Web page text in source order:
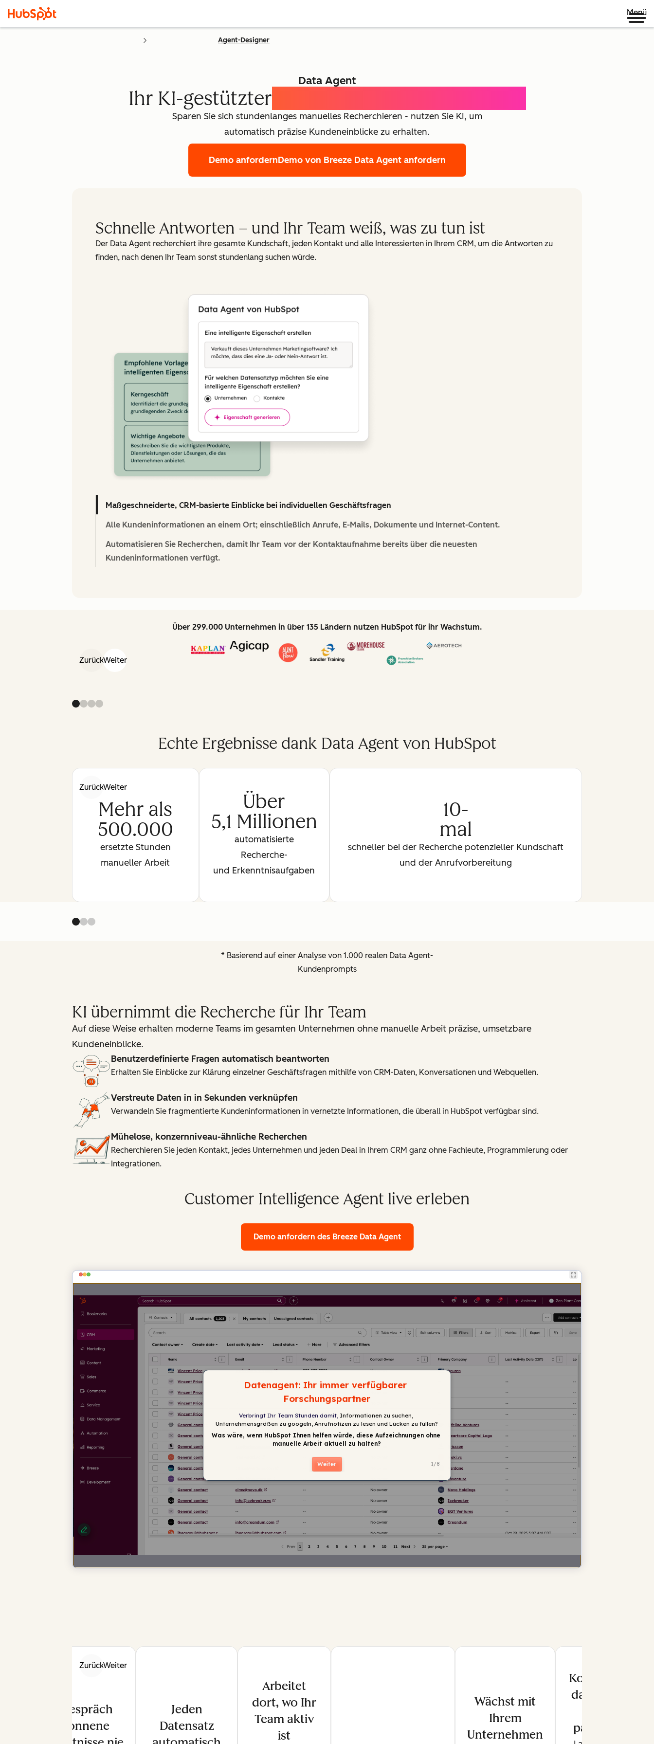
Menü
Agent-Designer
Data Agent
Ihr KI-gestützter
Sparen Sie sich stundenlanges manuelles Recherchieren - nutzen Sie KI, um
automatisch präzise Kundeneinblicke zu erhalten.
Demo anfordernDemo von Breeze Data Agent anfordern
Schnelle Antworten – und Ihr Team weiß, was zu tun ist
Der Data Agent recherchiert ihre gesamte Kundschaft, jeden Kontakt und alle Interessierten in Ihrem CRM, um die Antworten zu
finden, nach denen Ihr Team sonst stundenlang suchen würde.
Maßgeschneiderte, CRM-basierte Einblicke bei individuellen Geschäftsfragen
Alle Kundeninformationen an einem Ort; einschließlich Anrufe, E-Mails, Dokumente und Internet-Content.
Automatisieren Sie Recherchen, damit Ihr Team vor der Kontaktaufnahme bereits über die neuesten
Kundeninformationen verfügt.
Über 299.000 Unternehmen in über 135 Ländern nutzen HubSpot für ihr Wachstum.
ZurückWeiter
Echte Ergebnisse dank Data Agent von HubSpot
ZurückWeiter
Mehr als
500.000
ersetzte Stunden
manueller Arbeit
Über
5,1 Millionen
automatisierte
Recherche-
und Erkenntnisaufgaben
10-
mal
schneller bei der Recherche potenzieller Kundschaft
und der Anrufvorbereitung
* Basierend auf einer Analyse von 1.000 realen Data Agent-
Kundenprompts
KI übernimmt die Recherche für Ihr Team
Auf diese Weise erhalten moderne Teams im gesamten Unternehmen ohne manuelle Arbeit präzise, umsetzbare
Kundeneinblicke.
Benutzerdefinierte Fragen automatisch beantworten
Erhalten Sie Einblicke zur Klärung einzelner Geschäftsfragen mithilfe von CRM-Daten, Konversationen und Webquellen.
Verstreute Daten in in Sekunden verknüpfen
Verwandeln Sie fragmentierte Kundeninformationen in vernetzte Informationen, die überall in HubSpot verfügbar sind.
Mühelose, konzernniveau-ähnliche Recherchen
Recherchieren Sie jeden Kontakt, jedes Unternehmen und jeden Deal in Ihrem CRM ganz ohne Fachleute, Programmierung oder
Integrationen.
Customer Intelligence Agent live erleben
Demo anfordern des Breeze Data Agent
ZurückWeiter
Im Gespräch
gewonnene
Jeden
Datensatz
Arbeitet
dort, wo Ihr
Team aktiv
ist
Wächst mit
Ihrem
Unternehmen
Kontrolle
darüber,
passiert